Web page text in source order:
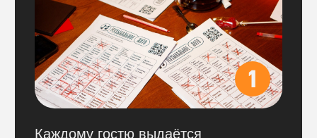
Цена указана за весь стол,больше
ничего доплачивать не нужно, все
участники за столом проходят
по одному
билету.